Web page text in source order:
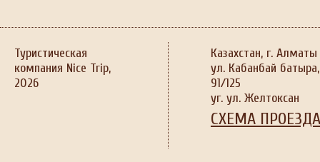
Туристическая
компания Nice Trip,
2026
Казахстан, г. Алматы
ул. Кабанбай батыра,
91/125
уг. ул. Желтоксан
СХЕМА ПРОЕЗДА